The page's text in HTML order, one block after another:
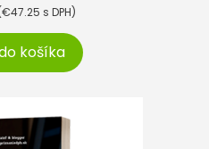
€47.25 s DPH)
košíka